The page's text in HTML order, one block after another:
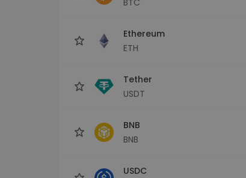
Ethereum
ETH
Tether
USDT
BNB
BNB
USDC